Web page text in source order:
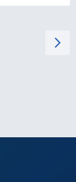
arrow_forward_ios